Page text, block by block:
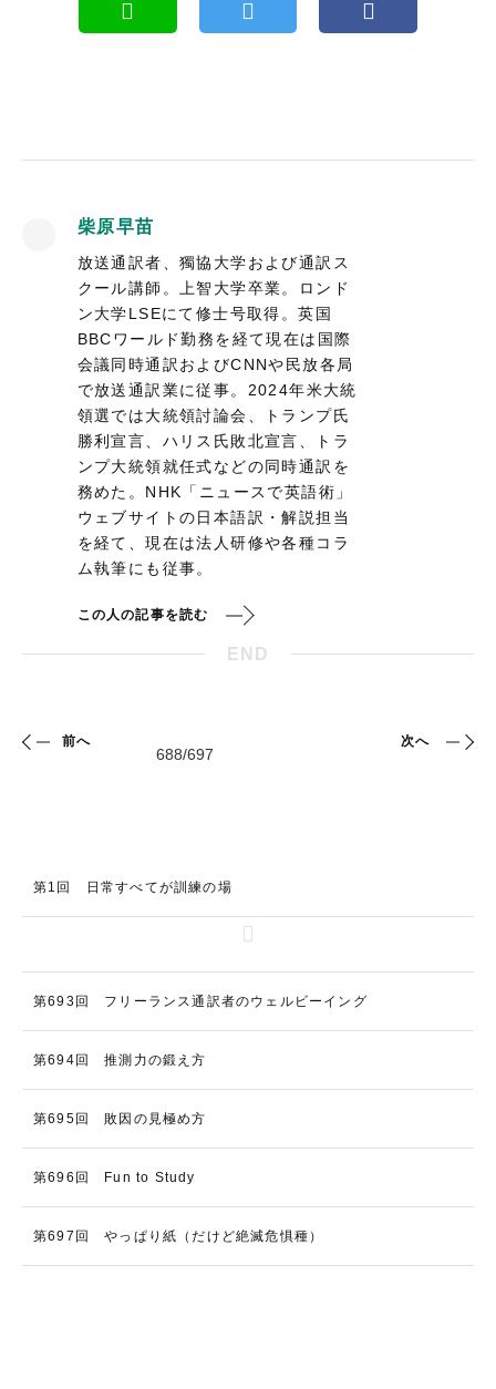
柴原早苗
放送通訳者、獨協大学および通訳ス
クール講師。上智大学卒業。ロンド
ン大学LSEにて修士号取得。英国
BBCワールド勤務を経て現在は国際
会議同時通訳およびCNNや民放各局
で放送通訳業に従事。2024年米大統
領選では大統領討論会、トランプ氏
勝利宣言、ハリス氏敗北宣言、トラ
ンプ大統領就任式などの同時通訳を
務めた。NHK「ニュースで英語術」
ウェブサイトの日本語訳・解説担当
を経て、現在は法人研修や各種コラ
ム執筆にも従事。
この人の記事を読む
END
前へ 次へ
第1回 日常すべてが訓練の場
第693回 フリーランス通訳者のウェルビーイング
第694回 推測力の鍛え方
第695回 敗因の見極め方
第696回 Fun to Study
第697回 やっぱり紙（だけど絶滅危惧種）